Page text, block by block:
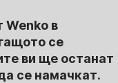
Wenko в
се
ви ще останат
се намачкат.